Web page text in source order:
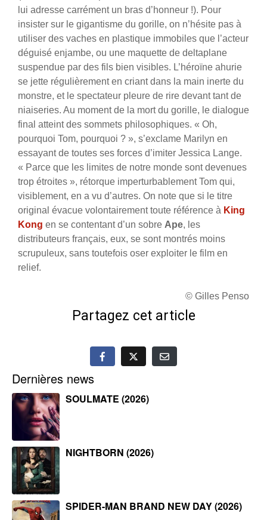
lui adresse carrément un bras d’honneur !). Pour
insister sur le gigantisme du gorille, on n’hésite pas à
utiliser des vaches en plastique immobiles que l’acteur
déguisé enjambe, ou une maquette de deltaplane
suspendue par des fils bien visibles. L’héroïne ahurie
se jette régulièrement en criant dans la main inerte du
monstre, et le spectateur pleure de rire devant tant de
niaiseries. Au moment de la mort du gorille, le dialogue
final atteint des sommets philosophiques. « Oh,
pourquoi Tom, pourquoi ? », s’exclame Marilyn en
essayant de toutes ses forces d’imiter Jessica Lange.
« Parce que les limites de notre monde sont devenues
trop étroites », rétorque imperturbablement Tom qui,
visiblement, en a vu d’autres. On note que si le titre
original évacue volontairement toute référence à King
Kong en se contentant d’un sobre Ape, les
distributeurs français, eux, se sont montrés moins
scrupuleux, sans toutefois oser exploiter le film en
relief.
© Gilles Penso
Partagez cet article
Dernières news
SOULMATE (2026)
NIGHTBORN (2026)
SPIDER-MAN BRAND NEW DAY (2026)